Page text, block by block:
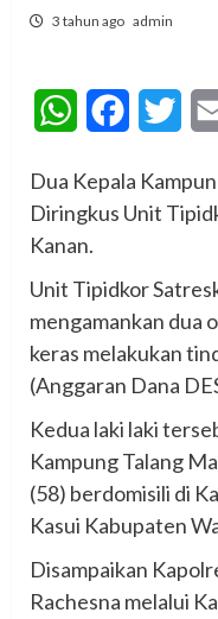
3 tahun ago admin
WhatsAppFacebook
Dua Kepala
Diringkus Unit
Kanan.
Unit Tipidkor
mengamankan dua
keras melakukan
(Anggaran Dana
Kedua laki laki
Kampung Talang
(58) berdomisili di
Kasui Kabupaten
Disampaikan
Rachesna melalui